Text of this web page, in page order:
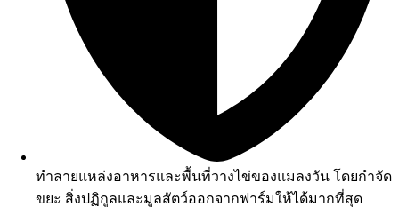
ทำลายแหล่งอาหารและพื้นที่วางไข่ของแมลงวัน โดยกำจัด
ขยะ สิ่งปฏิกูลและมูลสัตว์ออกจากฟาร์มให้ได้มากที่สุด